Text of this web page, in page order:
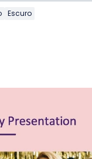
Escuro